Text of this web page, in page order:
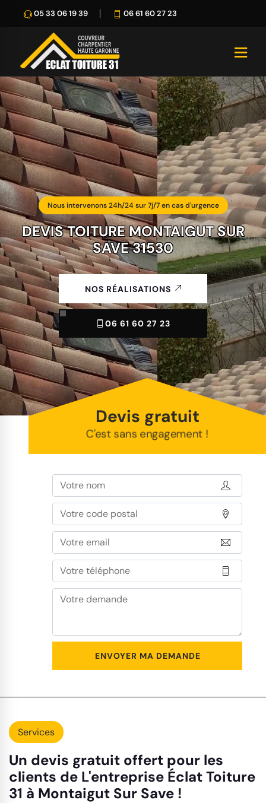
05 33 06 19 39 06 61 60 27 23
Nous intervenons 24h/24 sur 7j/7 en cas d'urgence
DEVIS TOITURE MONTAIGUT SUR
SAVE 31530
NOS RÉALISATIONS
06 61 60 27 23
Devis gratuit
C'est sans engagement !
Services
Un devis gratuit offert pour les
clients de L'entreprise Éclat Toiture
31 à Montaigut Sur Save !